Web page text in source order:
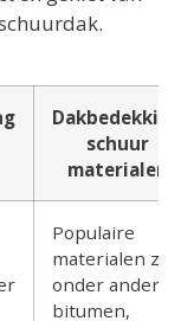
Dakbedekking
schuur
materialen
Populaire
materialen zijn
onder andere
bitumen,